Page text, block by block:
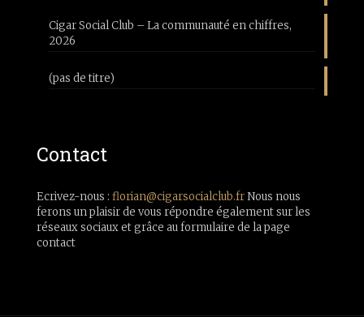
Cigar Social Club – La communauté en chiffres,
2026
(pas de titre)
Contact
Ecrivez-nous : florian@cigarsocialclub.frNous nous
ferons un plaisir de vous répondre également sur les
réseaux sociaux et grâce au formulaire de la page
contact